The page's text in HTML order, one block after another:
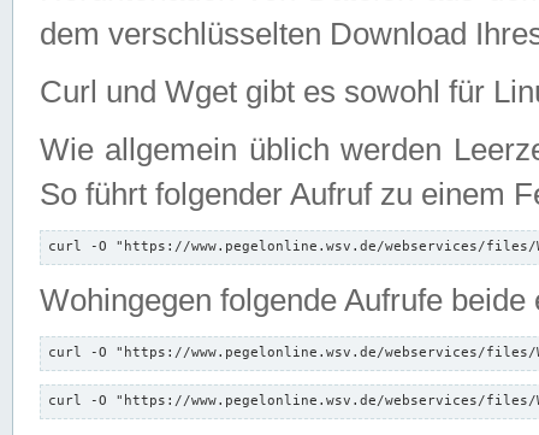
dem verschlüsselten Download
Curl und Wget gibt es sowohl für
Wie allgemein üblich werden
So führt folgender Aufruf zu einem
curl -O "https://www.pegelonline.wsv.de/webservices/files/
Wohingegen folgende Aufrufe beide
curl -O "https://www.pegelonline.wsv.de/webservices/files/
curl -O "https://www.pegelonline.wsv.de/webservices/files/